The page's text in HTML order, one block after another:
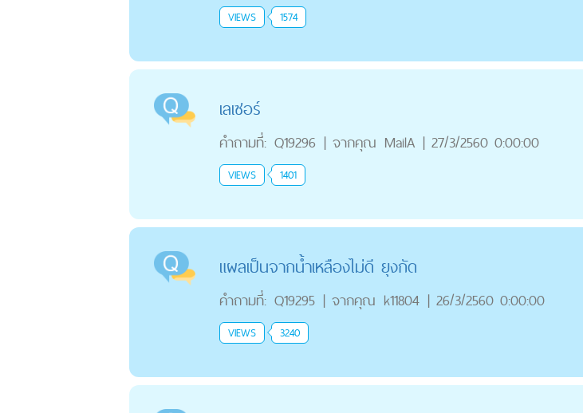
VIEWS 1574
เลเซอร์
คำถามที่: Q19296 | จากคุณ MailA | 27/3/2560 0:00:00
VIEWS 1401
แผลเป็นจากน้ำเหลืองไม่ดี ยุงกัด
คำถามที่: Q19295 | จากคุณ k11804 | 26/3/2560 0:00:00
VIEWS 3240